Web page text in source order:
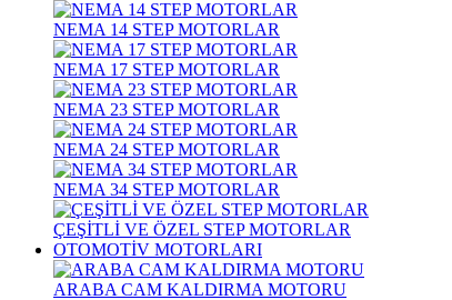
NEMA 14 STEP MOTORLAR
NEMA 17 STEP MOTORLAR
NEMA 23 STEP MOTORLAR
NEMA 24 STEP MOTORLAR
NEMA 34 STEP MOTORLAR
ÇEŞİTLİ VE ÖZEL STEP MOTORLAR
OTOMOTİV MOTORLARI
ARABA CAM KALDIRMA MOTORU